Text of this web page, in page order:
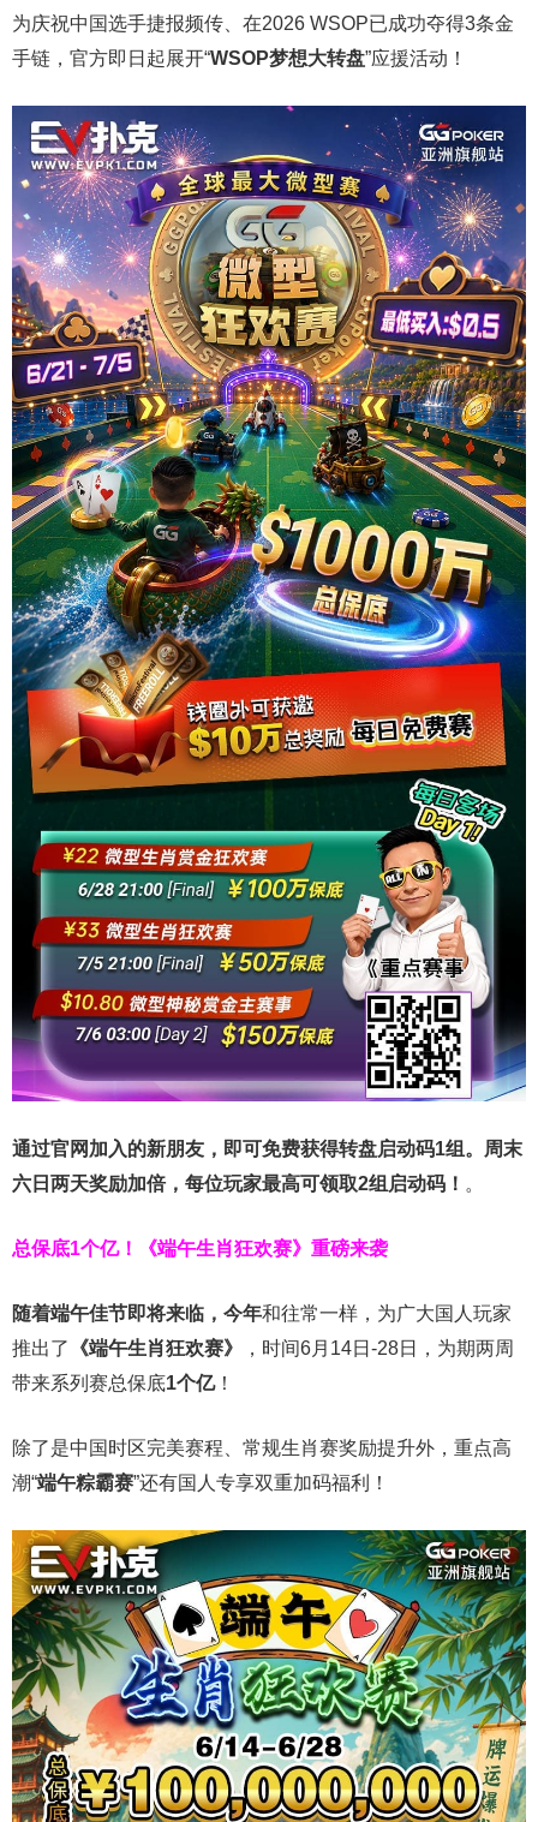
为庆祝中国选手捷报频传、在2026 WSOP已成功夺得3条金
手链，官方即日起展开“WSOP梦想大转盘”应援活动！
通过官网加入的新朋友，即可免费获得转盘启动码1组。周末
六日两天奖励加倍，每位玩家最高可领取2组启动码！ 。
总保底1个亿！ 《端午生肖狂欢赛》重磅来袭
随着端午佳节即将来临，今年和往常一样，为广大国人玩家
推出了
《端午生肖狂欢赛》
，时间6月14日-28日，为期两周
带来系列赛总保底1个亿！
除了是中国时区完美赛程、常规生肖赛奖励提升外，重点高
潮“端午粽霸赛”还有国人专享双重加码福利！